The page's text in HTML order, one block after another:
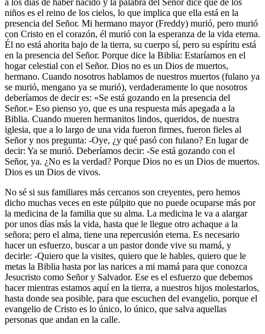
a los días de haber nacido y la palabra del Señor dice que de los
niños es el reino de los cielos, lo que implica que ella está en la
presencia del Señor. Mi hermano mayor (Freddy) murió, pero murió
con Cristo en el corazón, él murió con la esperanza de la vida eterna.
Él no está ahorita bajo de la tierra, su cuerpo sí, pero su espíritu está
en la presencia del Señor. Porque dice la Biblia: Estaríamos en el
hogar celestial con el Señor. Dios no es un Dios de muertos,
hermano. Cuando nosotros hablamos de nuestros muertos (fulano ya
se murió, mengano ya se murió), verdaderamente lo que nosotros
deberíamos de decir es: «Se está gozando en la presencia del
Señor.» Eso pienso yo, que es una respuesta más apegada a la
Biblia. Cuando mueren hermanitos lindos, queridos, de nuestra
iglesia, que a lo largo de una vida fueron firmes, fueron fieles al
Señor y nos pregunta: -Oye, ¿y qué pasó con fulano? En lugar de
decir: Ya se murió. Deberíamos decir: -Se está gozando con el
Señor, ya. ¿No es la verdad? Porque Dios no es un Dios de muertos.
Dios es un Dios de vivos.
No sé si sus familiares más cercanos son creyentes, pero hemos
dicho muchas veces en este púlpito que no puede ocuparse más por
la medicina de la familia que su alma. La medicina le va a alargar
por unos días más la vida, hasta que le llegue otro achaque a la
señora; pero el alma, tiene una repercusión eterna. Es necesario
hacer un esfuerzo, buscar a un pastor donde vive su mamá, y
decirle: -Quiero que la visites, quiero que le hables, quiero que le
metas la Biblia hasta por las narices a mi mamá para que conozca
Jesucristo como Señor y Salvador. Ese es el esfuerzo que debemos
hacer mientras estamos aquí en la tierra, a nuestros hijos molestarlos,
hasta donde sea posible, para que escuchen del evangelio, porque el
evangelio de Cristo es lo único, lo único, que salva aquellas
personas que andan en la calle.